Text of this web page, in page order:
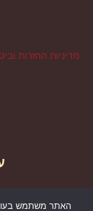
מדיניות החזרות
האתר משתמש